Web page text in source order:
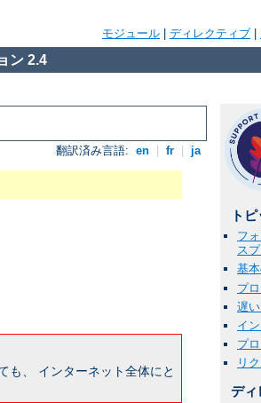
モジュール ディレクティブ
ン 2.4
翻訳済み言語: en fr ja
も、 インターネット全体にと
ト
フ
ス
基
プ
遅
イ
プ
リ
ディ